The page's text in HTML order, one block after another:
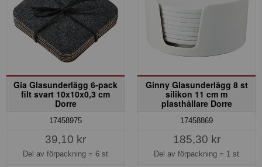
Gia Glasunderlägg 6-pack
filt svart 10x10x0,3 cm
Dorre
17458975
39,10 kr
Del av förpackning = 6 st
Ginny Glasunderlägg 8 st
silikon 11 cm m
plasthållare Dorre
17458869
185,30 kr
Del av förpackning = 1 st